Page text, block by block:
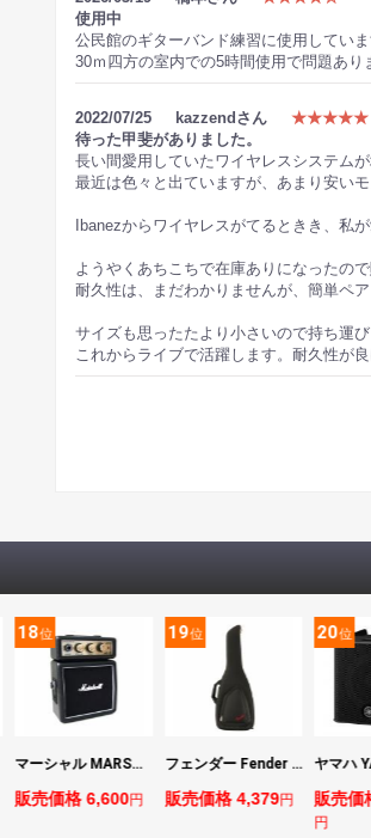
使用中
公民館のギターバンド練習に使用してい
30ｍ四方の室内での5時間使用で問題あり
2022/07/25 kazzendさん
★★★★★
待った甲斐がありました。
長い間愛用していたワイヤレスシステム
最近は色々と出ていますが、あまり安い
Ibanezからワイヤレスがてるときき、私
ようやくあちこちで在庫ありになったので
耐久性は、まだわかりませんが、簡単ペ
サイズも思ったたより小さいので持ち運び
これからライブで活躍します。耐久性が良
18位
マーシャル MARSHALL MS2 Mighty Mini 小型ギターアンプ
販売価格 6,600円
19位
フェンダー Fender FE610 Electric Guitar Gig Bag Black エレキギター用ギグバッグ
販売価格 4,379円
20位
販売価
円